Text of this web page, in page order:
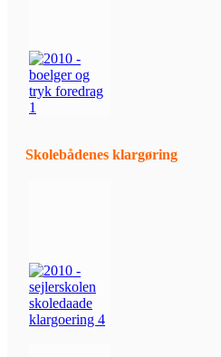
Skolebådenes klargøring